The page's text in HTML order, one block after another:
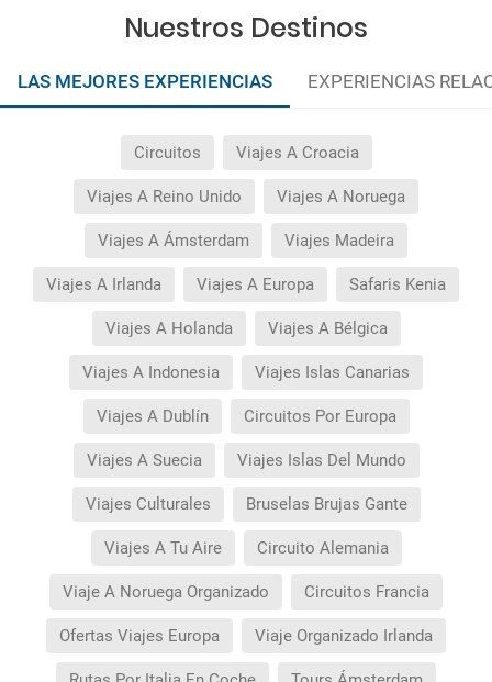
Nuestros Destinos
LAS MEJORES EXPERIENCIAS EXPERIENCIAS
Circuitos Viajes A Croacia
Viajes A Reino Unido Viajes A Noruega
Viajes A Ámsterdam Viajes Madeira
Viajes A Irlanda Viajes A Europa Safaris Kenia
Viajes A Holanda Viajes A Bélgica
Viajes A Indonesia Viajes Islas Canarias
Viajes A Dublín Circuitos Por Europa
Viajes A Suecia Viajes Islas Del Mundo
Viajes Culturales Bruselas Brujas Gante
Viajes A Tu Aire Circuito Alemania
Viaje A Noruega Organizado Circuitos Francia
Ofertas Viajes Europa Viaje Organizado Irlanda